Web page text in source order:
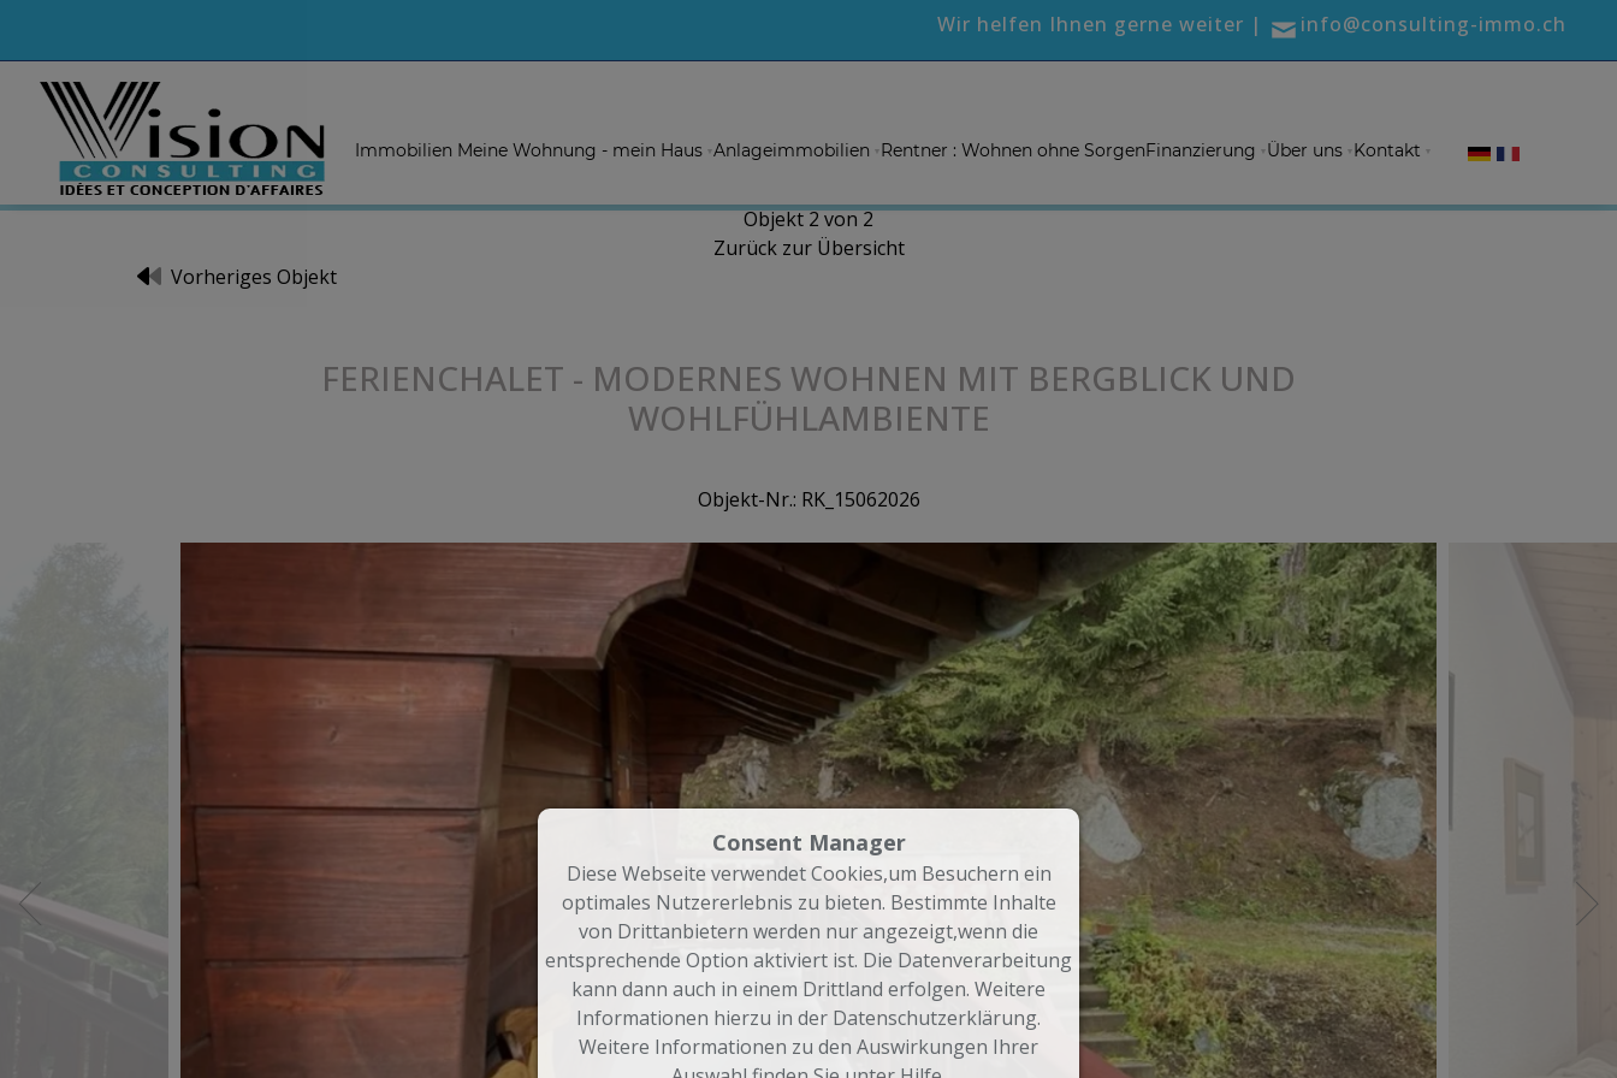
Wir helfen Ihnen gerne weiter | info@consulting-immo.ch
Immobilien Meine Wohnung - mein Haus Anlageimmobilien Rentner : Wohnen ohne SorgenFinanzierung Über uns Kontakt
Objekt 2 von 2
Vorheriges Objekt
Zurück zur Übersicht
FERIENCHALET - MODERNES WOHNEN MIT BERGBLICK UND
WOHLFÜHLAMBIENTE
Objekt-Nr.: RK_15062026
Consent Manager
Diese Webseite verwendet Cookies,um Besuchern ein
optimales Nutzererlebnis zu bieten. Bestimmte Inhalte
von Drittanbietern werden nur angezeigt,wenn die
entsprechende Option aktiviert ist. Die Datenverarbeitung
kann dann auch in einem Drittland erfolgen. Weitere
Informationen hierzu in der Datenschutzerklärung.
Weitere Informationen zu den Auswirkungen Ihrer
Consent Manager
HILFE
Um fortfahren zu können,müssen Sie eine
Auswahl treffen. Nachfolgend erhalten Sie
Erläuterung der verschiedenen Optionen und
Bedeutung.